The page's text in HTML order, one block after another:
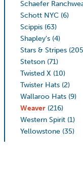
Schaefer
Schott NYC (6)
Scippis (63)
Shapley's (4)
Stars & Stripes
Stetson (71)
Twisted X (10)
Twister Hats (2)
Wallaroo Hats (9)
Weaver (216)
Western Spirit (1)
Yellowstone (35)